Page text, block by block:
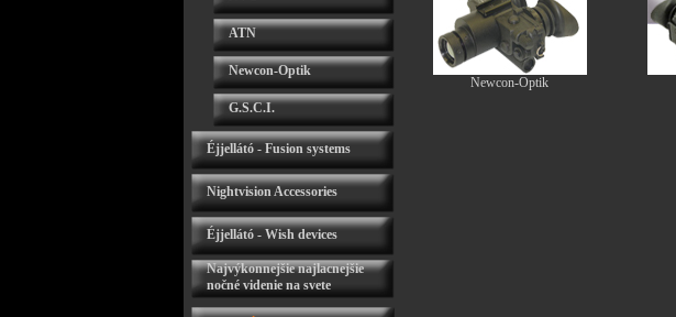
ATN
Newcon-Optik
G.S.C.I.
Éjjellátó - Fusion systems
Nightvision Accessories
Éjjellátó - Wish devices
Najvýkonnejšie najlacnejšie
nočné videnie na svete
Newcon-Optik